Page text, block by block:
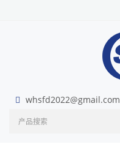
whsfd2022@gmail.com